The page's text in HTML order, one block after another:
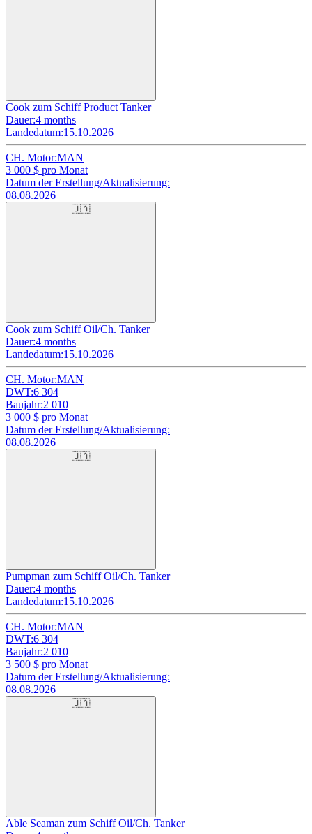
Cook zum Schiff Product Tanker
Dauer:4 months
Landedatum:15.10.2026
CH. Motor:MAN
3 000 $ pro Monat
Datum der Erstellung/Aktualisierung:
08.08.2026
🇺🇦
Cook zum Schiff Oil/Ch. Tanker
Dauer:4 months
Landedatum:15.10.2026
CH. Motor:MAN
DWT:6 304
Baujahr:2 010
3 000 $ pro Monat
Datum der Erstellung/Aktualisierung:
08.08.2026
🇺🇦
Pumpman zum Schiff Oil/Ch. Tanker
Dauer:4 months
Landedatum:15.10.2026
CH. Motor:MAN
DWT:6 304
Baujahr:2 010
3 500 $ pro Monat
Datum der Erstellung/Aktualisierung:
08.08.2026
🇺🇦
Able Seaman zum Schiff Oil/Ch. Tanker